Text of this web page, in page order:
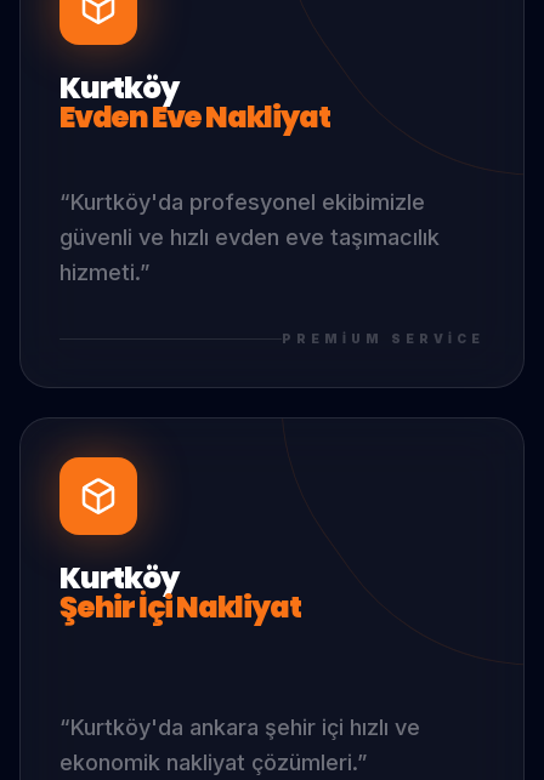
Kurtköy
Evden Eve Nakliyat
“Kurtköy'da profesyonel ekibimizle
güvenli ve hızlı evden eve taşımacılık
hizmeti.”
PREMIUM SERVICE
Kurtköy
Şehir İçi Nakliyat
“Kurtköy'da ankara şehir içi hızlı ve
ekonomik nakliyat çözümleri.”